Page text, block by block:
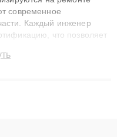
современное
Каждый инженер
что позволяет
3 лет. Наши мастера